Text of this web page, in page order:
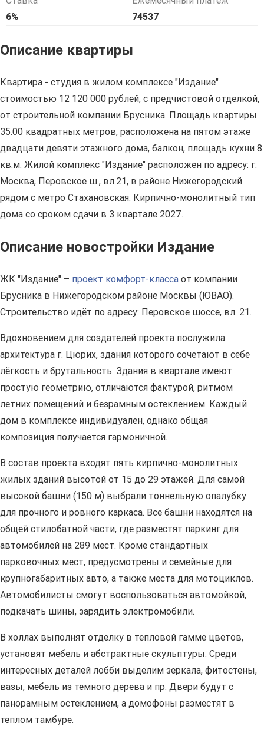
6%
74537
Описание квартиры
Квартира - студия в жилом комплексе "Издание"
стоимостью 12 120 000 рублей, с предчистовой отделкой,
от строительной компании Брусника. Площадь квартиры
35.00 квадратных метров, расположена на пятом этаже
двадцати девяти этажного дома, балкон, площадь кухни 8
кв.м. Жилой комплекс "Издание" расположен по адресу: г.
Москва, Перовское ш., вл.21, в районе Нижегородский
рядом с метро Стахановская. Кирпично-монолитный тип
дома со сроком сдачи в 3 квартале 2027.
Описание новостройки Издание
ЖК "Издание" – проект комфорт-класса от компании
Брусника в Нижегородском районе Москвы (ЮВАО).
Строительство идёт по адресу: Перовское шоссе, вл. 21.
Вдохновением для создателей проекта послужила
архитектура г. Цюрих, здания которого сочетают в себе
лёгкость и брутальность. Здания в квартале имеют
простую геометрию, отличаются фактурой, ритмом
летних помещений и безрамным остеклением. Каждый
дом в комплексе индивидуален, однако общая
композиция получается гармоничной.
В состав проекта входят пять кирпично-монолитных
жилых зданий высотой от 15 до 29 этажей. Для самой
высокой башни (150 м) выбрали тоннельную опалубку
для прочного и ровного каркаса. Все башни находятся на
общей стилобатной части, где разместят паркинг для
автомобилей на 289 мест. Кроме стандартных
парковочных мест, предусмотрены и семейные для
крупногабаритных авто, а также места для мотоциклов.
Автомобилисты смогут воспользоваться автомойкой,
подкачать шины, зарядить электромобили.
В холлах выполнят отделку в тепловой гамме цветов,
установят мебель и абстрактные скульптуры. Среди
интересных деталей лобби выделим зеркала, фитостены,
вазы, мебель из темного дерева и пр. Двери будут с
панорамным остеклением, а домофоны разместят в
теплом тамбуре.